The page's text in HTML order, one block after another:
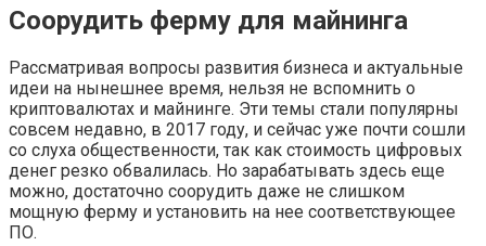
Соорудить ферму для майнинга
Рассматривая вопросы развития бизнеса и актуальные
идеи на нынешнее время, нельзя не вспомнить о
криптовалютах и майнинге. Эти темы стали популярны
совсем недавно, в 2017 году, и сейчас уже почти сошли
со слуха общественности, так как стоимость цифровых
денег резко обвалилась. Но зарабатывать здесь еще
можно, достаточно соорудить даже не слишком
мощную ферму и установить на нее соответствующее
ПО.